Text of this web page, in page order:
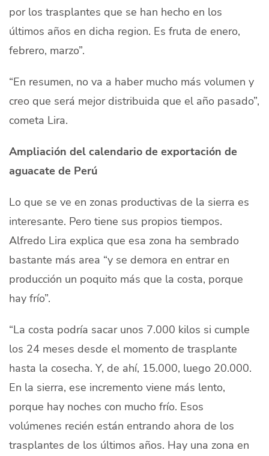
por los trasplantes que se han hecho en los
últimos años en dicha region. Es fruta de enero,
febrero, marzo”.
“En resumen, no va a haber mucho más volumen y
creo que será mejor distribuida que el año pasado”,
cometa Lira.
Ampliación del calendario de exportación de
aguacate de Perú
Lo que se ve en zonas productivas de la sierra es
interesante. Pero tiene sus propios tiempos.
Alfredo Lira explica que esa zona ha sembrado
bastante más area “y se demora en entrar en
producción un poquito más que la costa, porque
hay frío”.
“La costa podría sacar unos 7.000 kilos si cumple
los 24 meses desde el momento de trasplante
hasta la cosecha. Y, de ahí, 15.000, luego 20.000.
En la sierra, ese incremento viene más lento,
porque hay noches con mucho frío. Esos
volúmenes recién están entrando ahora de los
trasplantes de los últimos años. Hay una zona en